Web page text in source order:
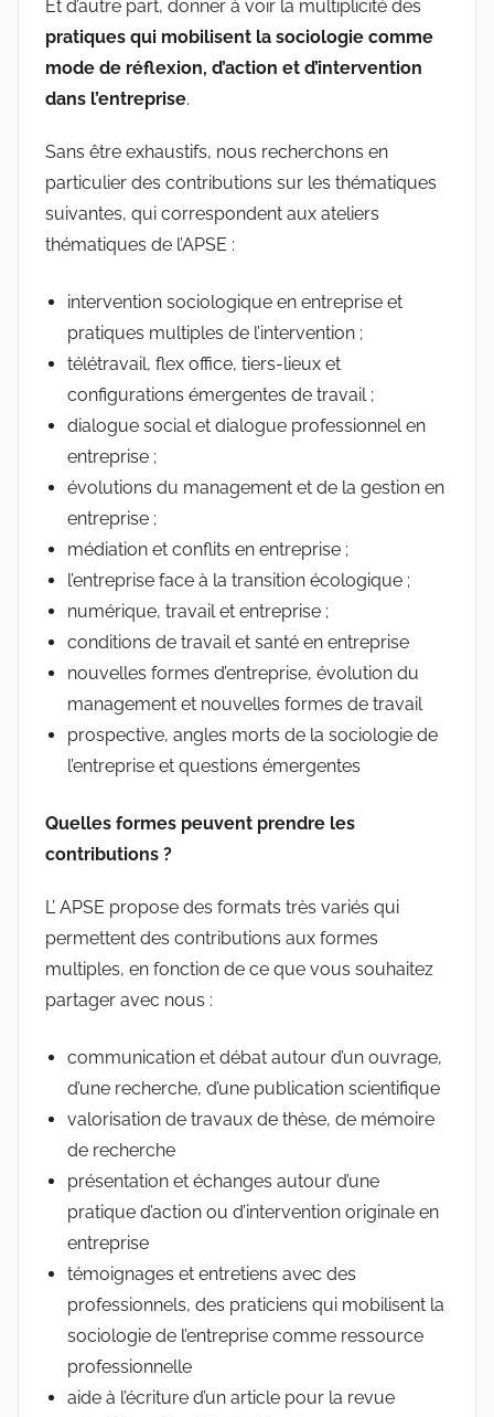
Et d’autre part, donner à voir la multiplicité des
pratiques qui mobilisent la sociologie comme
mode de réflexion, d’action et d’intervention
dans l’entreprise.
Sans être exhaustifs, nous recherchons en
particulier des contributions sur les thématiques
suivantes, qui correspondent aux ateliers
thématiques de l’APSE :
intervention sociologique en entreprise et
pratiques multiples de l’intervention ;
télétravail, flex office, tiers-lieux et
configurations émergentes de travail ;
dialogue social et dialogue professionnel en
entreprise ;
évolutions du management et de la gestion en
entreprise ;
médiation et conflits en entreprise ;
l’entreprise face à la transition écologique ;
numérique, travail et entreprise ;
conditions de travail et santé en entreprise
nouvelles formes d’entreprise, évolution du
management et nouvelles formes de travail
prospective, angles morts de la sociologie de
l’entreprise et questions émergentes
Quelles formes peuvent prendre les
contributions ?
L’ APSE propose des formats très variés qui
permettent des contributions aux formes
multiples, en fonction de ce que vous souhaitez
partager avec nous :
communication et débat autour d’un ouvrage,
d’une recherche, d’une publication scientifique
valorisation de travaux de thèse, de mémoire
de recherche
présentation et échanges autour d’une
pratique d’action ou d’intervention originale en
entreprise
témoignages et entretiens avec des
professionnels, des praticiens qui mobilisent la
sociologie de l’entreprise comme ressource
professionnelle
aide à l’écriture d’un article pour la revue